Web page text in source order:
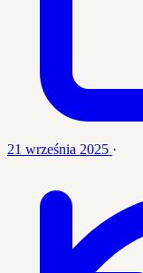
21 września 2025 ·